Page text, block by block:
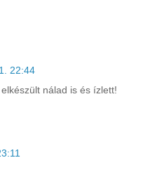
22:44
nálad is és ízlett!